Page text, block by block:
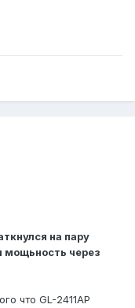
на пару
мощьность через
что GL-2411AP